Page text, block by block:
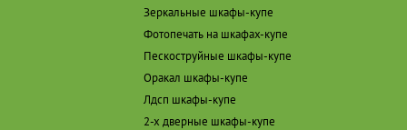
Зеркальные шкафы-купе
Фотопечать на шкафах-купе
Пескоструйные шкафы-купе
Оракал шкафы-купе
Лдсп шкафы-купе
2-х дверные шкафы-купе